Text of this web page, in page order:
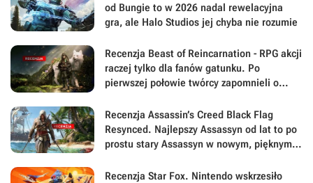
od Bungie to w 2026 nadal rewelacyjna
gra, ale Halo Studios jej chyba nie rozumie
Recenzja Beast of Reincarnation - RPG akcji
raczej tylko dla fanów gatunku. Po
pierwszej połowie twórcy zapomnieli o
Recenzja Assassin’s Creed Black Flag
Resynced. Najlepszy Assassyn od lat to po
prostu stary Assassyn w nowym, pięknym
Recenzja Star Fox. Nintendo wskrzesiło